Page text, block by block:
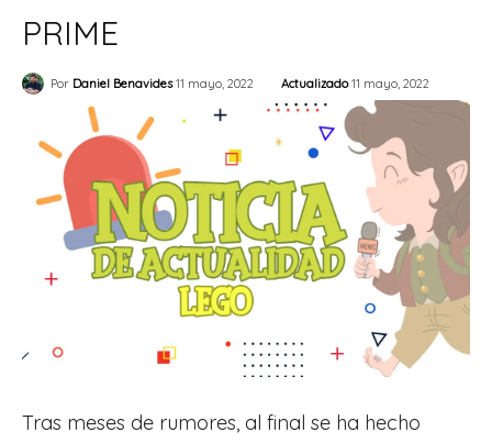
PRIME
Por Daniel Benavides 11 mayo, 2022 Actualizado 11 mayo, 2022
Tras meses de rumores, al final se ha hecho